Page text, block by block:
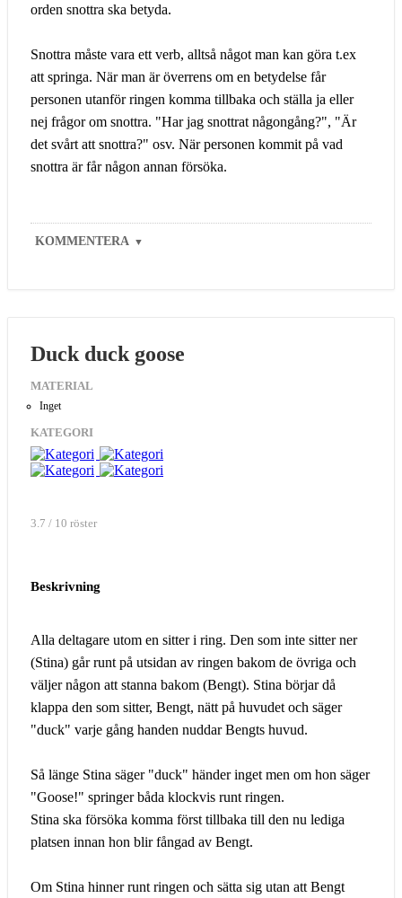
orden snottra ska betyda.
Snottra måste vara ett verb, alltså något man kan göra t.ex
att springa. När man är överrens om en betydelse får
personen utanför ringen komma tillbaka och ställa ja eller
nej frågor om snottra. "Har jag snottrat någongång?", "Är
det svårt att snottra?" osv. När personen kommit på vad
snottra är får någon annan försöka.
KOMMENTERA ▼
Duck duck goose
MATERIAL
Inget
KATEGORI
3.7 / 10 röster
Beskrivning
Alla deltagare utom en sitter i ring. Den som inte sitter ner
(Stina) går runt på utsidan av ringen bakom de övriga och
väljer någon att stanna bakom (Bengt). Stina börjar då
klappa den som sitter, Bengt, nätt på huvudet och säger
"duck" varje gång handen nuddar Bengts huvud.
Så länge Stina säger "duck" händer inget men om hon säger
"Goose!" springer båda klockvis runt ringen.
Stina ska försöka komma först tillbaka till den nu lediga
platsen innan hon blir fångad av Bengt.
Om Stina hinner runt ringen och sätta sig utan att Bengt